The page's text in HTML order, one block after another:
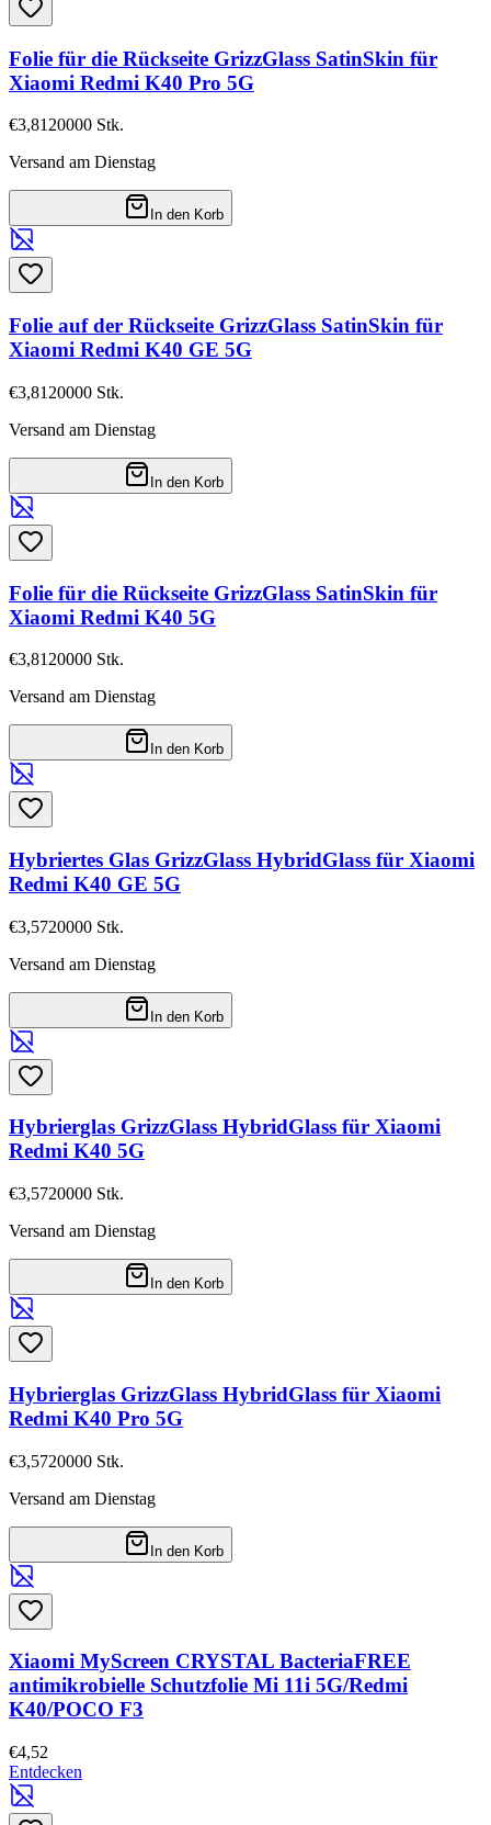
Folie für die Rückseite GrizzGlass SatinSkin für
Xiaomi Redmi K40 Pro 5G
€3,81 20000 Stk.
Versand am Dienstag
In den Korb
Folie auf der Rückseite GrizzGlass SatinSkin für
Xiaomi Redmi K40 GE 5G
€3,81 20000 Stk.
Versand am Dienstag
In den Korb
Folie für die Rückseite GrizzGlass SatinSkin für
Xiaomi Redmi K40 5G
€3,81 20000 Stk.
Versand am Dienstag
In den Korb
Hybriertes Glas GrizzGlass HybridGlass für Xiaomi
Redmi K40 GE 5G
€3,5720000 Stk.
Versand am Dienstag
In den Korb
Hybrierglas GrizzGlass HybridGlass für Xiaomi
Redmi K40 5G
€3,5720000 Stk.
Versand am Dienstag
In den Korb
Hybrierglas GrizzGlass HybridGlass für Xiaomi
Redmi K40 Pro 5G
€3,5720000 Stk.
Versand am Dienstag
In den Korb
Xiaomi MyScreen CRYSTAL BacteriaFREE
antimikrobielle Schutzfolie Mi 11i 5G/Redmi
K40/POCO F3
€4,52
Entdecken